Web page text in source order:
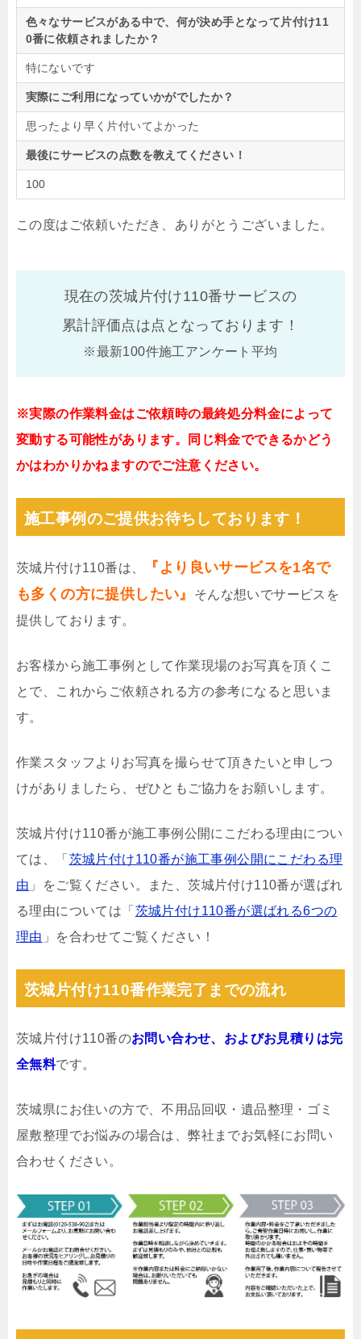
色々なサービスがある中で、何が決め手となって片付け11
0番に依頼されましたか？
特にないです
実際にご利用になっていかがでしたか？
思ったより早く片付いてよかった
最後にサービスの点数を教えてください！
100
この度はご依頼いただき、ありがとうございました。
現在の茨城片付け110番サービスの
累計評価点は点となっております！
※最新100件施工アンケート平均
※実際の作業料金はご依頼時の最終処分料金によって
変動する可能性があります。同じ料金でできるかどう
かはわかりかねますのでご注意ください。
施工事例のご提供お待ちしております！
茨城片付け110番は、
『より良いサービスを1名で
も多くの方に提供したい』
そんな想いでサービスを
提供しております。
お客様から施工事例として作業現場のお写真を頂くこ
とで、これからご依頼される方の参考になると思いま
す。
作業スタッフよりお写真を撮らせて頂きたいと申しつ
けがありましたら、ぜひともご協力をお願いします。
茨城片付け110番が施工事例公開にこだわる理由につい
ては、「 茨城片付け110番が施工事例公開にこだわる理
由 」をご覧ください。また、茨城片付け110番が選ばれ
る理由については「 茨城片付け110番が選ばれる6つの
理由 」を合わせてご覧ください！
茨城片付け110番作業完了までの流れ
茨城片付け110番のお問い合わせ、およびお見積りは完
全無料です。
茨城県にお住いの方で、不用品回収・遺品整理・ゴミ
屋敷整理でお悩みの場合は、弊社までお気軽にお問い
合わせください。